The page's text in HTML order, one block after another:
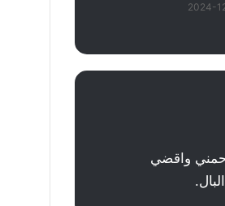
2024-
واقضي